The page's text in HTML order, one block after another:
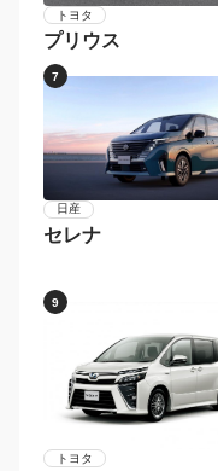
トヨタ
プリウス
7
日産
セレナ
9
トヨタ